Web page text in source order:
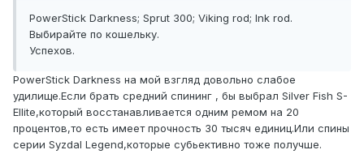
PowerStick Darkness; Sprut 300; Viking rod; Ink rod.
Выбирайте по кошельку.
Успехов.
PowerStick Darkness на мой взгляд довольно слабое
удилище.Если брать средний спининг , бы выбрал Silver Fish S-
Ellite,который восстанавливается одним ремом на 20
процентов,то есть имеет прочность 30 тысяч единиц.Или спины
серии Syzdal Legend,которые субьективно тоже получше.